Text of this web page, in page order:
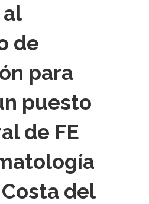
de
para
puesto
de FE
del